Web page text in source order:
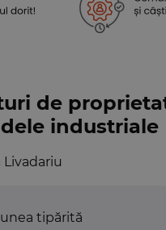
de
industriale
tipărită